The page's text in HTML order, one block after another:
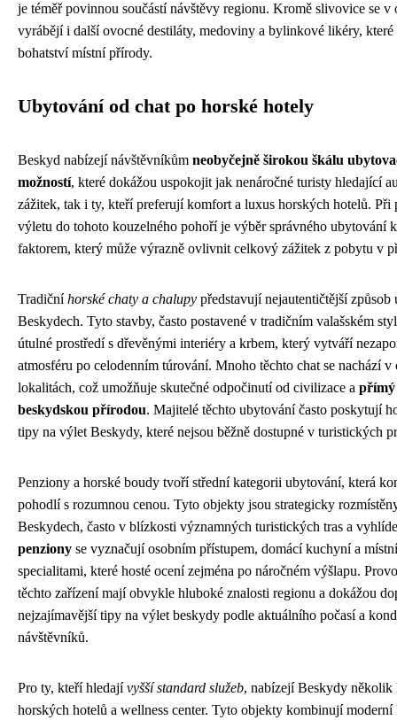
je téměř povinnou součástí návštěvy regionu. Kromě slivovice se v
vyrábějí i další ovocné destiláty, medoviny a bylinkové likéry,
bohatství místní přírody.
Ubytování od chat po horské hotely
Beskyd nabízejí návštěvníkům neobyčejně širokou škálu
možností, které dokážou uspokojit jak nenáročné turisty hledající
zážitek, tak i ty, kteří preferují komfort a luxus horských hotelů. Při
výletu do tohoto kouzelného pohoří je výběr správného ubytování
faktorem, který může výrazně ovlivnit celkový zážitek z pobytu v
Tradičníhorské chaty a chalupy představují nejautentičtější
Beskydech. Tyto stavby, často postavené v tradičním valašském
útulné prostředí s dřevěnými interiéry a krbem, který vytváří
atmosféru po celodenním túrování. Mnoho těchto chat se nachází v
lokalitách, což umožňuje skutečné odpočinutí od civilizace a přímý
beskydskou přírodou. Majitelé těchto ubytování často poskytují
tipy na výlet Beskydy, které nejsou běžně dostupné v turistických
Penziony a horské boudy tvoří střední kategorii ubytování, která
pohodlí s rozumnou cenou. Tyto objekty jsou strategicky
Beskydech, často v blízkosti významných turistických tras a
penziony se vyznačují osobním přístupem, domácí kuchyní a
specialitami, které hosté ocení zejména po náročném výšlapu.
těchto zařízení mají obvykle hluboké znalosti regionu a dokážou
nejzajímavější tipy na výlet beskydy podle aktuálního počasí a
návštěvníků.
Pro ty, kteří hledajívyšší standard služeb, nabízejí Beskydy
horských hotelů a wellness center. Tyto objekty kombinují moderní